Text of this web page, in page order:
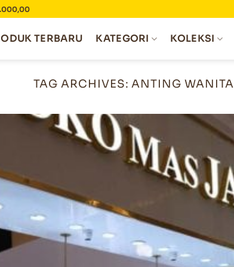
TERBARU KATEGORI KOLEKSI
TAG ARCHIVES:ANTING WANITA